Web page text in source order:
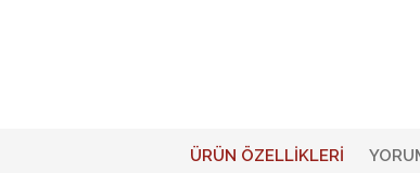
ÜRÜN ÖZELLIKLERI